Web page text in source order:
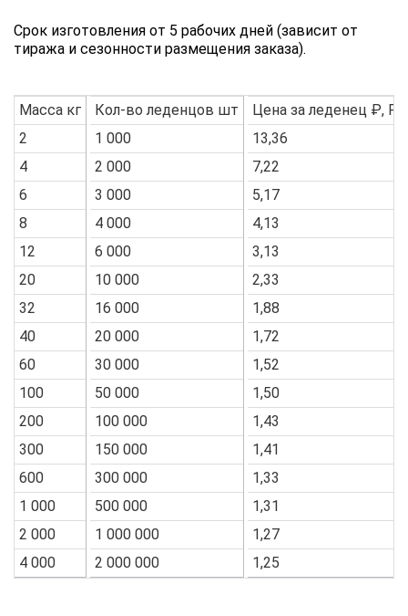
Срок изготовления от 5 рабочих дней (зависит от
тиража и сезонности размещения заказа).
Масса кг
2
4
6
8
12
20
32
40
60
100
200
300
600
1 000
2 000
4 000
Кол-во леденцов шт
1 000
2 000
3 000
4 000
6 000
10 000
16 000
20 000
30 000
50 000
100 000
150 000
300 000
500 000
1 000 000
2 000 000
Цена за леденец ₽,
13,36
7,22
5,17
4,13
3,13
2,33
1,88
1,72
1,52
1,50
1,43
1,41
1,33
1,31
1,27
1,25